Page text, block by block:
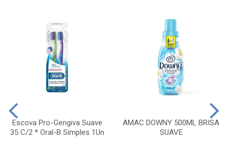
Escova Pro-Gengiva Suave
35 C/2 * Oral-B Simples 1Un
AMAC DOWNY 500ML BRISA
SUAVE